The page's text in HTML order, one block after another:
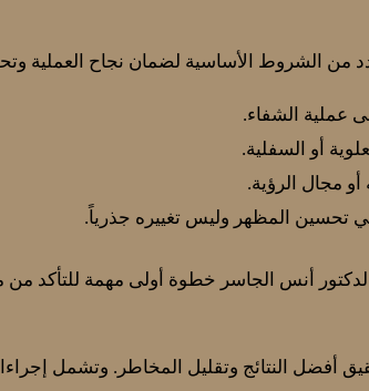
الشروط الأساسية لضمان نجاح العملية
عملية الشفاء.
أو السفلية.
مجال الرؤية.
تحسين المظهر وليس تغييره جذرياً.
أنس الجاسر خطوة أولى مهمة للتأكد من
أفضل النتائج وتقليل المخاطر. وتشمل